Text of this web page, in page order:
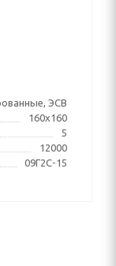
ЭСВ
160x160
5
12000
09Г2С-15